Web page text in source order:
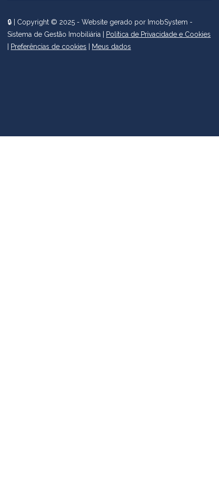
🔒 | Copyright © 2025 - Website gerado por ImobSystem -
Sistema de Gestão Imobiliária
Política de Privacidade e Cookies
Preferências de cookies Meus dados